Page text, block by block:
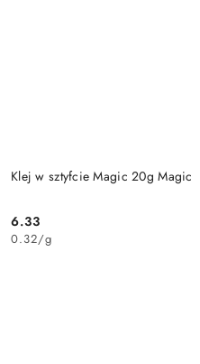
Klej w sztyfcie Magic 20g Magic
Cena:
6.33
0.32/g